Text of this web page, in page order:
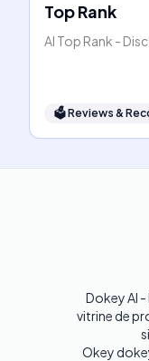
Top Rank
AI Top Rank -
🗳Reviews &
Dokey AI -
vitrine de
Okey